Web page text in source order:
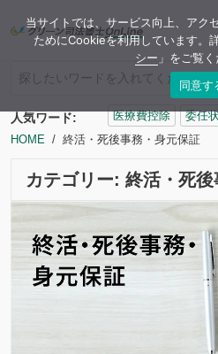
人気ワード: 医療費控除 委任
HOME
終活・死後事務・身元保証
カテゴリー: 終活・死
当サイトでは、サービス向上、アク
ためにCookieを利用しています。
シー 」をご覧く
同意す